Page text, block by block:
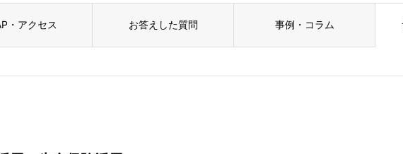
・アクセス お答えした質問 事例・コラム